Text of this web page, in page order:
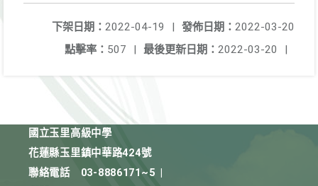
發佈日期： 2022-03-20
下架日期： 2022-04-19
|
最後更新日期： 2022-03-20 |
點擊率： 507 |
國立玉里高級中學
花蓮縣玉里鎮中華路424號
聯絡電話
03-8886171~5